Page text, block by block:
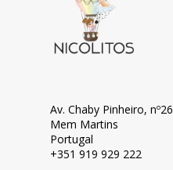
Av. Chaby Pinheiro, nº26
Mem Martins
Portugal
+351 919 929 222